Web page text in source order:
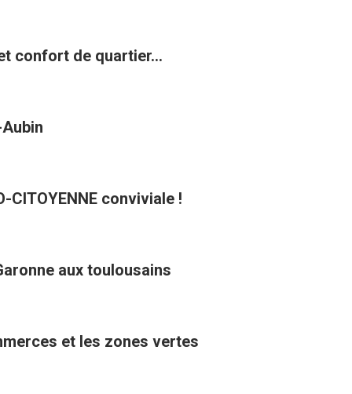
confort de quartier...
CITOYENNE conviviale !
aux toulousains
et les zones vertes